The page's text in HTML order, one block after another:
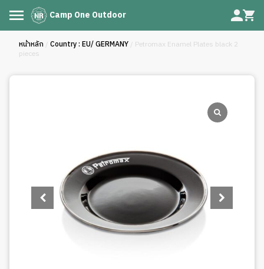
Camp One Outdoor
หน้าหลัก / Country : EU/ GERMANY / Petromax Enamel Plates black 2
pieces